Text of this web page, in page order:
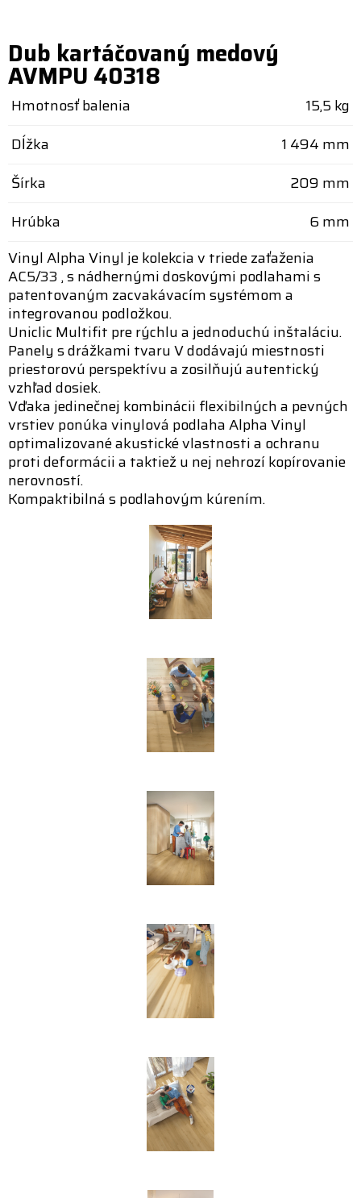
Dub kartáčovaný medový
AVMPU 40318
Hmotnosť balenia
15,5 kg
Dĺžka
1 494 mm
Šírka
209 mm
Hrúbka
6 mm
Vinyl Alpha Vinyl je kolekcia v triede zaťaženia
AC5/33 , s nádhernými doskovými podlahami s
patentovaným zacvakávacím systémom a
integrovanou podložkou.
Uniclic Multifit pre rýchlu a jednoduchú inštaláciu.
Panely s drážkami tvaru V dodávajú miestnosti
priestorovú perspektívu a zosilňujú autentický
vzhľad dosiek.
Vďaka jedinečnej kombinácii flexibilných a pevných
vrstiev ponúka vinylová podlaha Alpha Vinyl
optimalizované akustické vlastnosti a ochranu
proti deformácii a taktiež u nej nehrozí kopírovanie
nerovností.
Kompaktibilná s podlahovým kúrením.